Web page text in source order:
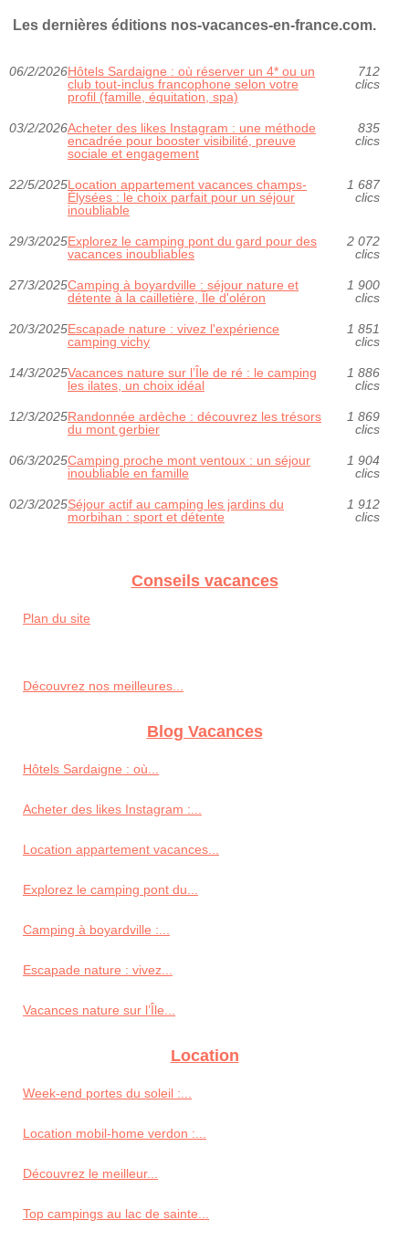
Les dernières éditions nos-vacances-en-france.com.
06/2/2026Hôtels Sardaigne : où réserver un 4* ou un
club tout‑inclus francophone selon votre
profil (famille, équitation, spa)
712
clics
03/2/2026Acheter des likes Instagram : une méthode
encadrée pour booster visibilité, preuve
sociale et engagement
835
clics
22/5/2025Location appartement vacances champs-
Élysées : le choix parfait pour un séjour
inoubliable
1 687
clics
29/3/2025Explorez le camping pont du gard pour des
vacances inoubliables
2 072
clics
27/3/2025Camping à boyardville : séjour nature et
détente à la cailletière, Île d'oléron
1 900
clics
20/3/2025Escapade nature : vivez l'expérience
camping vichy
1 851
clics
14/3/2025Vacances nature sur l’Île de ré : le camping
les ilates, un choix idéal
1 886
clics
12/3/2025Randonnée ardèche : découvrez les trésors
du mont gerbier
1 869
clics
06/3/2025Camping proche mont ventoux : un séjour
inoubliable en famille
1 904
clics
02/3/2025Séjour actif au camping les jardins du
morbihan : sport et détente
1 912
clics
Conseils vacances
Plan du site
Découvrez nos meilleures...
Blog Vacances
Hôtels Sardaigne : où...
Acheter des likes Instagram :...
Location appartement vacances...
Explorez le camping pont du...
Camping à boyardville :...
Escapade nature : vivez...
Vacances nature sur l’Île...
Location
Week-end portes du soleil :...
Location mobil-home verdon :...
Découvrez le meilleur...
Top campings au lac de sainte...